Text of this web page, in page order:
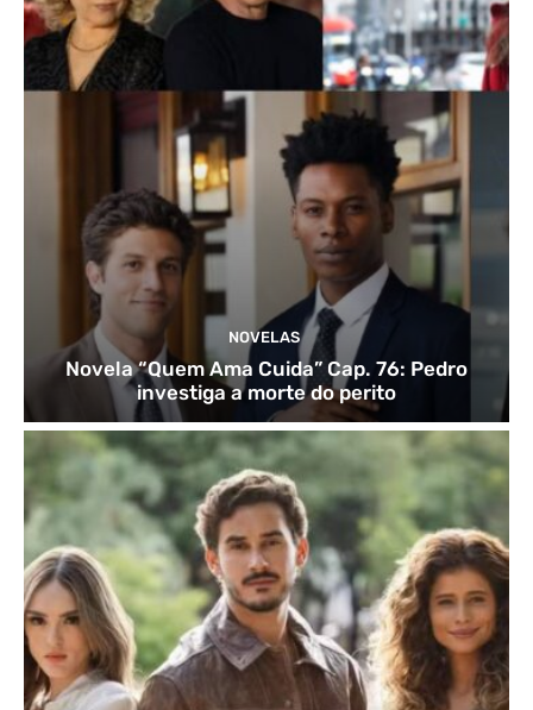
NOVELAS
Novela “Quem Ama Cuida” Cap. 76: Pedro
investiga a morte do perito